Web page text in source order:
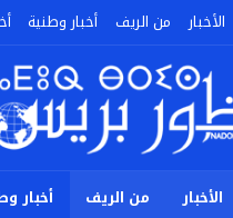
الأخبار من الريف أخبار وطنية
الأخبار من الريف أخبار